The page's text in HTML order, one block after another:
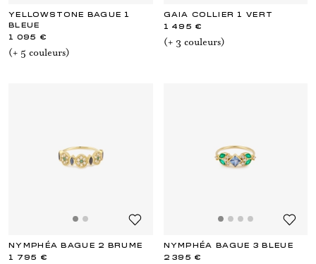
YELLOWSTONE BAGUE 1
BLEUE
1 095 €
(+ 5 couleurs)
GAIA COLLIER 1 VERT
1 495 €
(+ 3 couleurs)
NYMPHÉA BAGUE 2 BRUME
1 795 €
NYMPHÉA BAGUE 3 BLEUE
2 395 €